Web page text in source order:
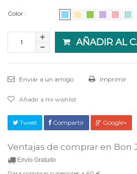
Color :
AÑADIR AL
Enviar a un amigo Imprimir
Añadir a mi wishlist
Tweet Compartir Google+
Ventajas de comprar en Bon
Envío Gratuito